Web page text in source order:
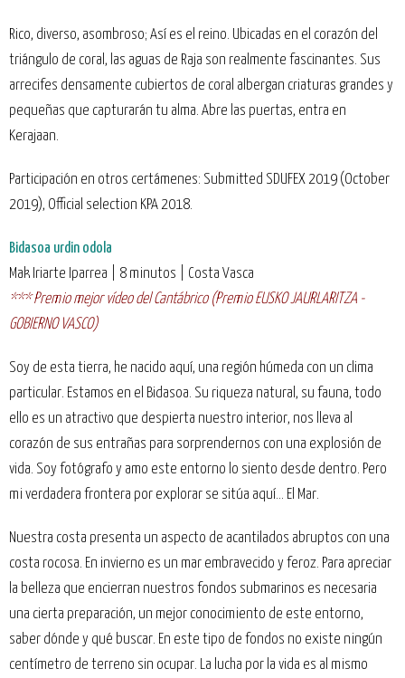
Rico, diverso, asombroso; Así es el reino. Ubicadas en el corazón del
triángulo de coral, las aguas de Raja son realmente fascinantes. Sus
arrecifes densamente cubiertos de coral albergan criaturas grandes y
pequeñas que capturarán tu alma. Abre las puertas, entra en
Kerajaan.
Participación en otros certámenes: Submitted SDUFEX 2019 (October
2019), Official selection KPA 2018.
Bidasoa urdin odola
Mak Iriarte Iparrea | 8 minutos | Costa Vasca
*** Premio mejor vídeo del Cantábrico (Premio EUSKO JAURLARITZA -
GOBIERNO VASCO)
Soy de esta tierra, he nacido aquí, una región húmeda con un clima
particular. Estamos en el Bidasoa. Su riqueza natural, su fauna, todo
ello es un atractivo que despierta nuestro interior, nos lleva al
corazón de sus entrañas para sorprendernos con una explosión de
vida. Soy fotógrafo y amo este entorno lo siento desde dentro. Pero
mi verdadera frontera por explorar se sitúa aquí… El Mar.
Nuestra costa presenta un aspecto de acantilados abruptos con una
costa rocosa. En invierno es un mar embravecido y feroz. Para apreciar
la belleza que encierran nuestros fondos submarinos es necesaria
una cierta preparación, un mejor conocimiento de este entorno,
saber dónde y qué buscar. En este tipo de fondos no existe ningún
centímetro de terreno sin ocupar. La lucha por la vida es al mismo